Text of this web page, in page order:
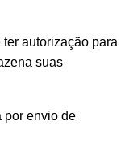
autorização para
suas
por envio de